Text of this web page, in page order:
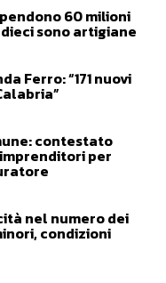
60 milioni
sono artigiane
Ferro: “171 nuovi
contestato
per
nel numero dei
condizioni